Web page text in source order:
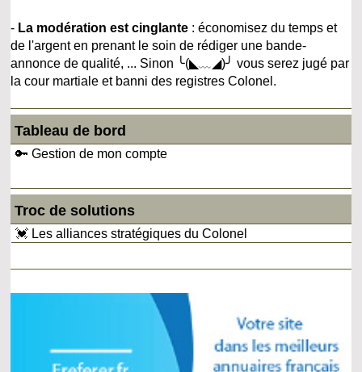
- La modération est cinglante : économisez du temps et
de l'argent en prenant le soin de rédiger une bande-
annonce de qualité, ... Sinon ╰(◣﹏◢)╯ vous serez jugé par
la cour martiale et banni des registres Colonel.
Tableau de bord
🔑 Gestion de mon compte
Troc de solutions
💓 Les alliances stratégiques du Colonel